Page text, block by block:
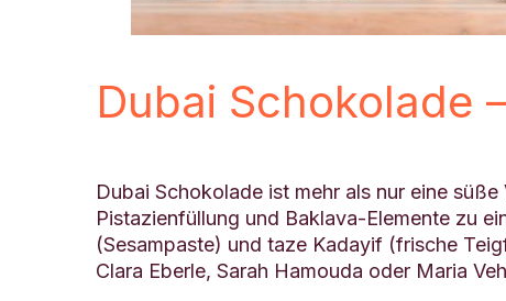
Dubai Schokolade
Dubai Schokolade ist mehr als nur eine
Pistazienfüllung und Baklava-Elemente zu
(Sesampaste) und taze Kadayif (frische
Clara Eberle, Sarah Hamouda oder Maria